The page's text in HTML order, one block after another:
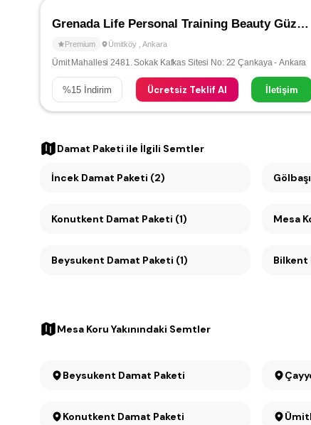
Grenada Life Personal Training Beauty Güzellik Salonu
Premium Ümitköy Ankara
Ümit Mahallesi 2481. Sokak Kafkas Sitesi No: 22 Çankaya - Ankara
%15 İndirim Ücretsiz Teklif Al İletişim
Damat Paketi ile İlgili Semtler
İncek Damat Paketi (2)
Konutkent Damat Paketi (1)
Beysukent Damat Paketi (1) Bilkent
Mesa Koru Yakınındaki Semtler
Beysukent Damat Paketi
Konutkent Damat Paketi